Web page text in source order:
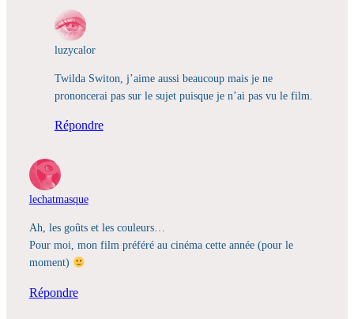
luzycalor
Twilda Switon, j’aime aussi beaucoup mais je ne
prononcerai pas sur le sujet puisque je n’ai pas vu le film.
Répondre
lechatmasque
Ah, les goûts et les couleurs…
Pour moi, mon film préféré au cinéma cette année (pour le
moment)
Répondre